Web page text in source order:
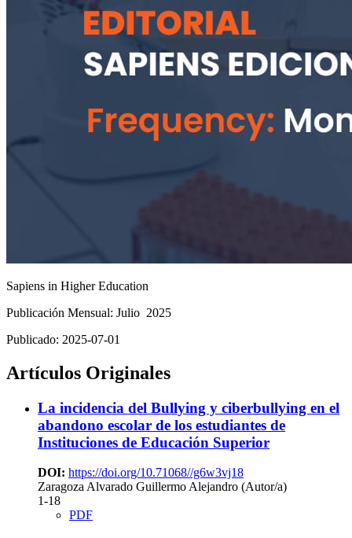
Sapiens in Higher Education
Publicación Mensual: Julio 2025
Publicado: 2025-07-01
Artículos Originales
La incidencia del Bullying y ciberbullying en el
abandono escolar de los estudiantes de
Instituciones de Educación Superior
DOI: https://doi.org/10.71068//g6w3vj18
Zaragoza Alvarado Guillermo Alejandro (Autor/a)
1-18
PDF